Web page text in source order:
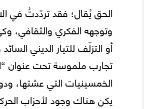
الحق يُقال؛ فقد تردّدتُ في
وتوجهه الفكري والثقافي،
أو التزلّف للتيار الديني
تجارب ملموسة تحت عنوان
الخمسينيات التي عشتها،
يكن هناك وجود لأحزاب الحركة